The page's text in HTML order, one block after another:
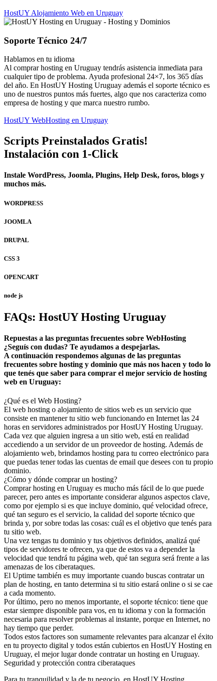
HostUY Alojamiento Web en Uruguay
Soporte Técnico 24/7
Hablamos en tu idioma
Al comprar hosting en Uruguay tendrás asistencia inmediata para
cualquier tipo de problema. Ayuda profesional 24×7, los 365 días
del año. En HostUY Hosting Uruguay además el soporte técnico es
uno de nuestros puntos más fuertes, algo que nos caracteriza como
empresa de hosting y que marca nuestro rumbo.
HostUY WebHosting en Uruguay
Scripts Preinstalados Gratis!
Instalación con 1-Click
Instale WordPress, Joomla, Plugins, Help Desk, foros, blogs y
muchos más.
WORDPRESS
JOOMLA
DRUPAL
CSS 3
OPENCART
node js
FAQs: HostUY Hosting Uruguay
Repuestas a las preguntas frecuentes sobre WebHosting
¿Seguís con dudas? Te ayudamos a despejarlas.
A continuación respondemos algunas de las preguntas
frecuentes sobre hosting y dominio que más nos hacen y todo lo
que tenés que saber para comprar el mejor servicio de hosting
web en Uruguay:
¿Qué es el Web Hosting?
El web hosting o alojamiento de sitios web es un servicio que
consiste en mantener tu sitio web funcionando en Internet las 24
horas en servidores administrados por HostUY Hosting Uruguay.
Cada vez que alguien ingresa a un sitio web, está en realidad
accediendo a un servidor de un proveedor de hosting. Además de
alojamiento web, brindamos hosting para tu correo electrónico para
que puedas tener todas las cuentas de email que desees con tu propio
dominio.
¿Cómo y dónde comprar un hosting?
Comprar hosting en Uruguay es mucho más fácil de lo que puede
parecer, pero antes es importante considerar algunos aspectos clave,
como por ejemplo si es que incluye dominio, qué velocidad ofrece,
qué tan seguro es el servicio, la calidad del soporte técnico que
brinda y, por sobre todas las cosas: cuál es el objetivo que tenés para
tu sitio web.
Una vez tengas tu dominio y tus objetivos definidos, analizá qué
tipos de servidores te ofrecen, ya que de estos va a depender la
velocidad que tendrá tu página web, qué tan segura será frente a las
amenazas de los ciberataques.
El Uptime también es muy importante cuando buscas contratar un
plan de hosting, en tanto determina si tu sitio estará online o si se cae
a cada momento.
Por último, pero no menos importante, el soporte técnico: tiene que
estar siempre disponible para vos, en tu idioma y con la formación
necesaria para resolver problemas al instante, porque en Internet, no
hay tiempo que perder.
Todos estos factores son sumamente relevantes para alcanzar el éxito
en tu proyecto digital y todos están cubiertos en HostUY Hosting en
Uruguay, el mejor lugar donde contratar un hosting en Uruguay.
Seguridad y protección contra ciberataques